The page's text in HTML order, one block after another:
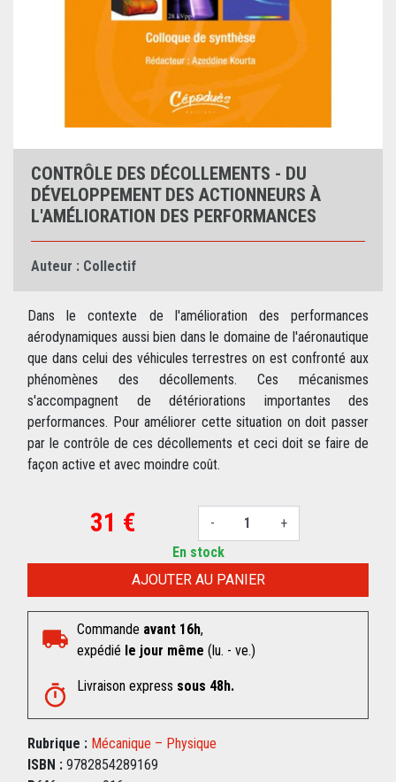
CONTRÔLE DES DÉCOLLEMENTS - DU
DÉVELOPPEMENT DES ACTIONNEURS À
L'AMÉLIORATION DES PERFORMANCES
Auteur : Collectif
Dans le contexte de l'amélioration des performances
aérodynamiques aussi bien dans le domaine de l'aéronautique
que dans celui des véhicules terrestres on est confronté aux
phénomènes des décollements. Ces mécanismes
s'accompagnent de détériorations importantes des
performances. Pour améliorer cette situation on doit passer
par le contrôle de ces décollements et ceci doit se faire de
façon active et avec moindre coût.
31 € - +
AJOUTER AU PANIER
En stock
Commande avant 16h,
expédié le jour même (lu. - ve.)
Livraison express sous 48h.
Rubrique : Mécanique – Physique
ISBN : 9782854289169